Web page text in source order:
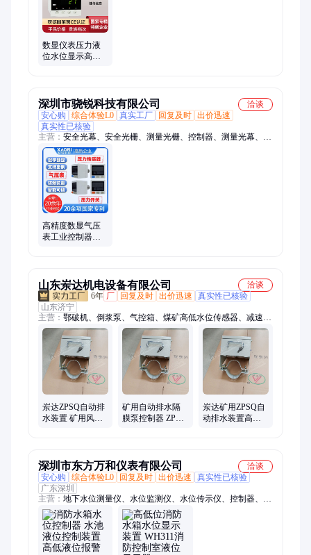
器探头、控制仪智能、仪表电流表、中文编程器
数显仪表压力液
位水位显示高低
深圳市骁锐科技有限公司
洽谈
安心购
综合体验L0 真实工厂 回复及时 出价迅速
真实性已核验
主营： 安全光幕、安全光栅、测量光栅、控制器、测量光幕、区
域光栅、区域光幕、光栅光幕、施莱格安全光栅、施莱格光栅、
安全光栅施莱格、光栅施莱格、施莱格安全光幕、透明体传感
器、人体存在传感器、安全光电、安全开关、安全门锁、传感
器、感应器
高精度数显气压
表工业控制器电
山东岽达机电设备有限公司
洽谈
6年 厂 回复及时 出价迅速
真实性已核验
山东济宁
主营： 鄂破机、倒浆泵、气控箱、煤矿高低水位传感器、减速
机、钢丝带、罐道轮、瓷溜槽、喷浆机、取样器、普棉带、破拱
器、小排车、注浆泵、控制箱、清淤泵、机甲带、防爆门、指示
器、排污泵、主控箱、显示屏、装载机、平板车、头戴灯、转载
岽达ZPSQ自动排
水装置 矿用风泵
矿用自动排水隔
膜泵控制器 ZPSQ
岽达矿用ZPSQ自
动排水装置高低
深圳市东方万和仪表有限公司
洽谈
安心购
综合体验L0 回复及时 出价迅速
真实性已核验
广东深圳
主营： 地下水位测量仪、水位监测仪、水位传示仪、控制器、液
位仪、传感器、压力变送器、水位自动监测、水位记录仪、液位
报警、消防水箱液位显示